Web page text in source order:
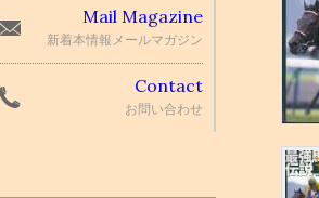
Mail Magazine
新着本情報メールマガジン
Contact
お問い合わせ